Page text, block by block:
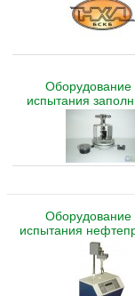
Оборудование
испытания
Оборудование
испытания